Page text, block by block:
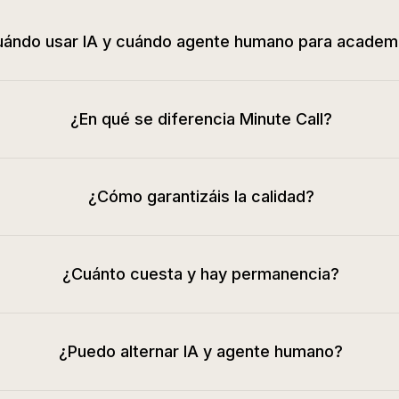
usar IA y cuándo agente humano para
¿En qué se diferencia Minute Call?
¿Cómo garantizáis la calidad?
¿Cuánto cuesta y hay permanencia?
¿Puedo alternar IA y agente humano?